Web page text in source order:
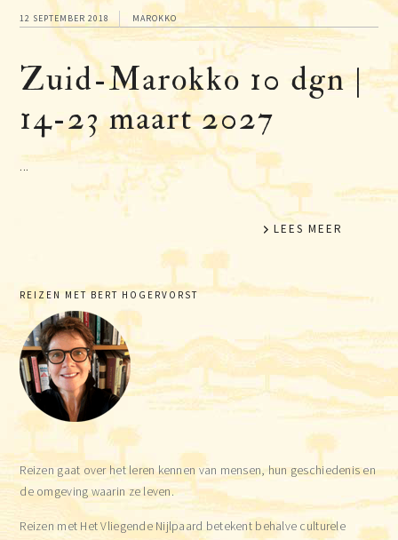
12 SEPTEMBER 2018 MAROKKO
Zuid-Marokko 10 dgn |
14-23 maart 2027
...
LEES MEER
Primary
Sidebar
REIZEN MET BERT HOGERVORST
Reizen gaat over het leren kennen van mensen, hun geschiedenis en
de omgeving waarin ze leven.
Reizen met Het Vliegende Nijlpaard betekent behalve culturele